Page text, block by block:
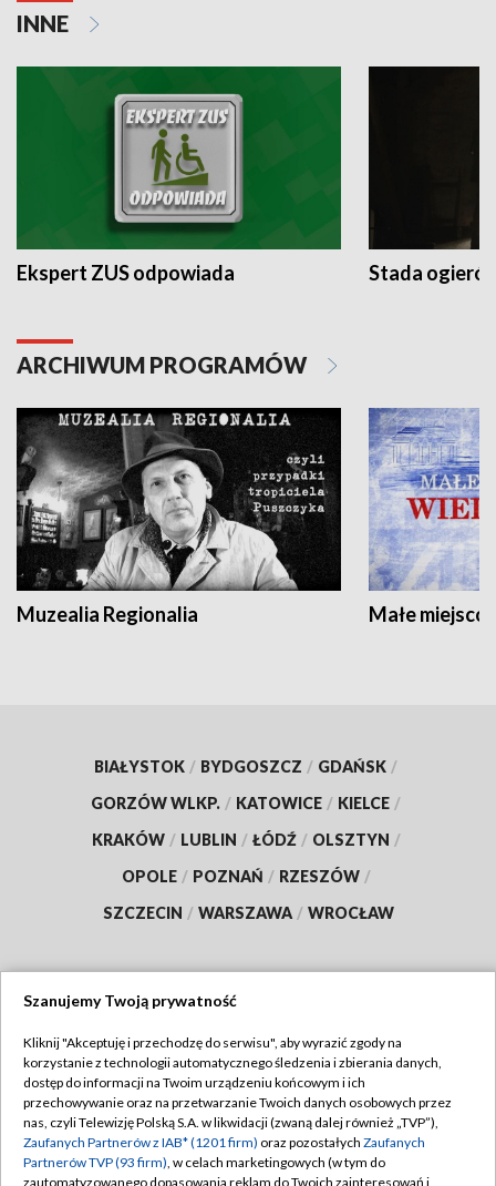
INNE
Ekspert ZUS odpowiada Stada
ARCHIWUM PROGRAMÓW
Muzealia Regionalia Małe
BIAŁYSTOK / BYDGOSZCZ / GDAŃSK /
GORZÓW WLKP. / KATOWICE / KIELCE /
KRAKÓW / LUBLIN / ŁÓDŹ / OLSZTYN /
OPOLE / POZNAŃ / RZESZÓW /
SZCZECIN / WARSZAWA / WROCŁAW
TVP
Abonament TVP
Emisja w TVP
Centrum informacji TVP
Regulamin TVP
Polityka prywatności
Moje zgody
Szanujemy Twoją prywatność
Kliknij "Akceptuję i przechodzę do serwisu", aby wyrazić zgody na
korzystanie z technologii automatycznego śledzenia i zbierania danych,
dostęp do informacji na Twoim urządzeniu końcowym i ich
przechowywanie oraz na przetwarzanie Twoich danych osobowych przez
nas, czyli Telewizję Polską S.A. w likwidacji (zwaną dalej również „TVP”),
Zaufanych Partnerów z IAB* (1201 firm) oraz pozostałych Zaufanych
Partnerów TVP (93 firm), w celach marketingowych (w tym do
zautomatyzowanego dopasowania reklam do Twoich zainteresowań i